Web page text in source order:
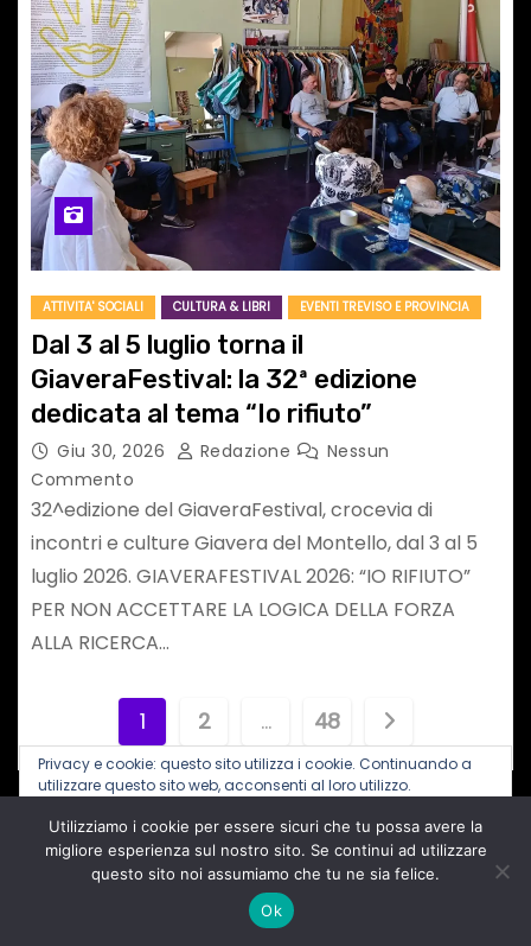
ATTIVITA' SOCIALI CULTURA & LIBRI EVENTI TREVISO E PROVINCIA
Dal 3 al 5 luglio torna il
GiaveraFestival: la 32ª edizione
dedicata al tema “Io rifiuto”
Giu 30, 2026 Redazione
Nessun
Commento
32^edizione del GiaveraFestival, crocevia di
incontri e culture Giavera del Montello, dal 3 al 5
luglio 2026. GIAVERAFESTIVAL 2026: “IO RIFIUTO”
PER NON ACCETTARE LA LOGICA DELLA FORZA
ALLA RICERCA…
a
g
i
1 2 … 48
Seguici sui SOCIAL
Utilizziamo i cookie per essere sicuri che tu possa avere la
migliore esperienza sul nostro sito. Se continui ad utilizzare
questo sito noi assumiamo che tu ne sia felice.
Ok
Privacy e cookie: questo sito utilizza i cookie. Continuando a
utilizzare questo sito web, acconsenti al loro utilizzo.
Per ulteriori informazioni, anche sul controllo dei cookie, leggi
qui:Informativa sui cookie